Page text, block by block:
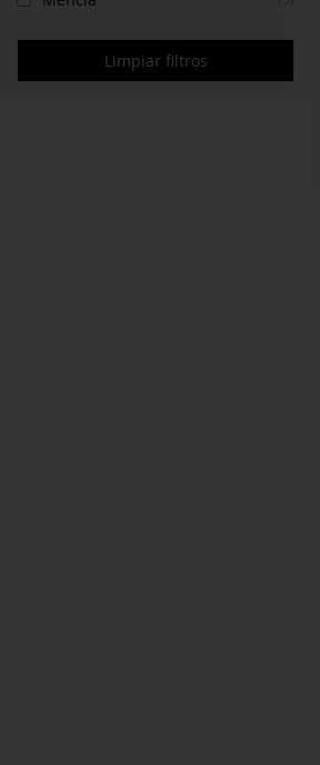
Limpiar filtros